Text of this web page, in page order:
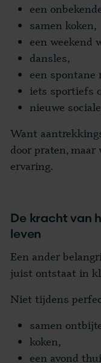
een
samen koken,
een weekend
dansles,
een spontane
iets sportiefs
nieuwe
Want
door praten, maar
ervaring.
De kracht van
leven
Een ander
juist ontstaat in
Niet tijdens
samen
koken,
een avond